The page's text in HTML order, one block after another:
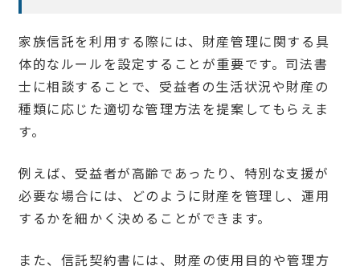
家族信託を利用する際には、財産管理に関する具
体的なルールを設定することが重要です。司法書
士に相談することで、受益者の生活状況や財産の
種類に応じた適切な管理方法を提案してもらえま
す。
例えば、受益者が高齢であったり、特別な支援が
必要な場合には、どのように財産を管理し、運用
するかを細かく決めることができます。
また、信託契約書には、財産の使用目的や管理方